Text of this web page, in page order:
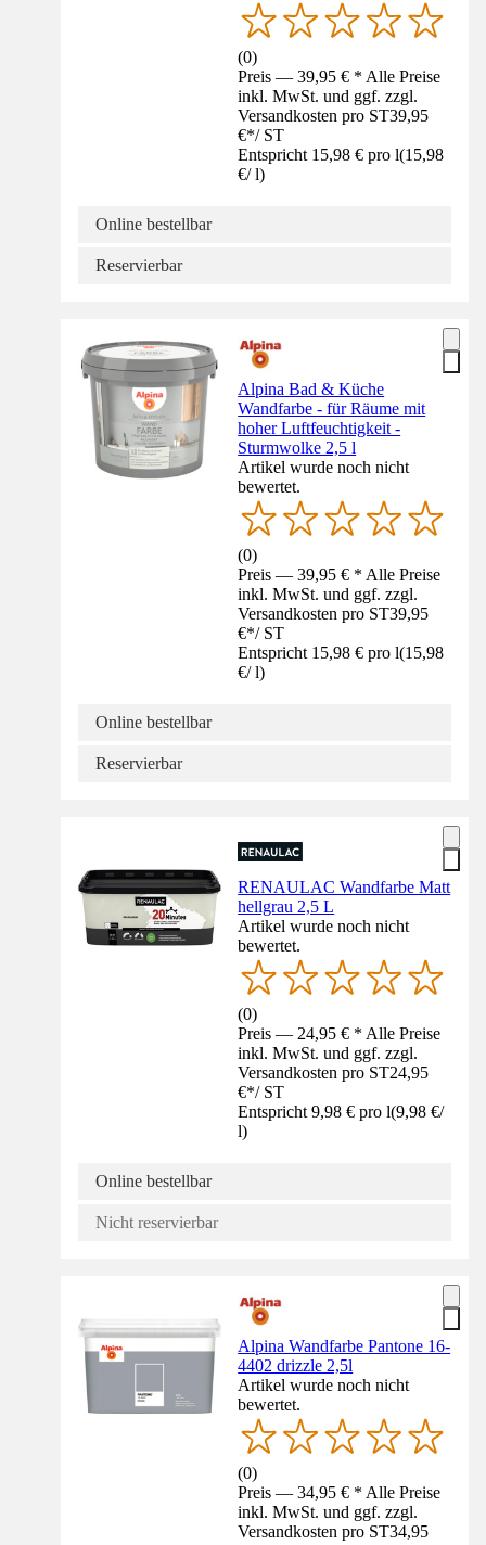
(0)
Preis — 39,95 € * Alle Preise
inkl. MwSt. und ggf. zzgl.
Versandkosten pro ST39,95
€*/ ST
Entspricht 15,98 € pro l(15,98
€/ l)
Online bestellbar
Reservierbar
Alpina Bad & Küche
Wandfarbe - für Räume mit
hoher Luftfeuchtigkeit -
Sturmwolke 2,5 l
Artikel wurde noch nicht
bewertet.
(0)
Preis — 39,95 € * Alle Preise
inkl. MwSt. und ggf. zzgl.
Versandkosten pro ST39,95
€*/ ST
Entspricht 15,98 € pro l(15,98
€/ l)
Online bestellbar
Reservierbar
RENAULAC Wandfarbe Matt
hellgrau 2,5 L
Artikel wurde noch nicht
bewertet.
(0)
Preis — 24,95 € * Alle Preise
inkl. MwSt. und ggf. zzgl.
Versandkosten pro ST24,95
€*/ ST
Entspricht 9,98 € pro l(9,98 €/
l)
Online bestellbar
Nicht reservierbar
Alpina Wandfarbe Pantone 16-
4402 drizzle 2,5l
Artikel wurde noch nicht
bewertet.
(0)
Preis — 34,95 € * Alle Preise
inkl. MwSt. und ggf. zzgl.
Versandkosten pro ST34,95